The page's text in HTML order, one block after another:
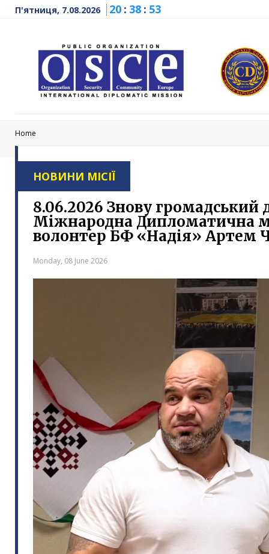
П'ятниця, 7.08.2026 20 : 38 : 54
Home
НОВИНИ МІСІЇ
8.06.2026 Знову
Міжнародна Дипломатична
волонтер БФ «Надія» Артем
Monday, 08 June 2026